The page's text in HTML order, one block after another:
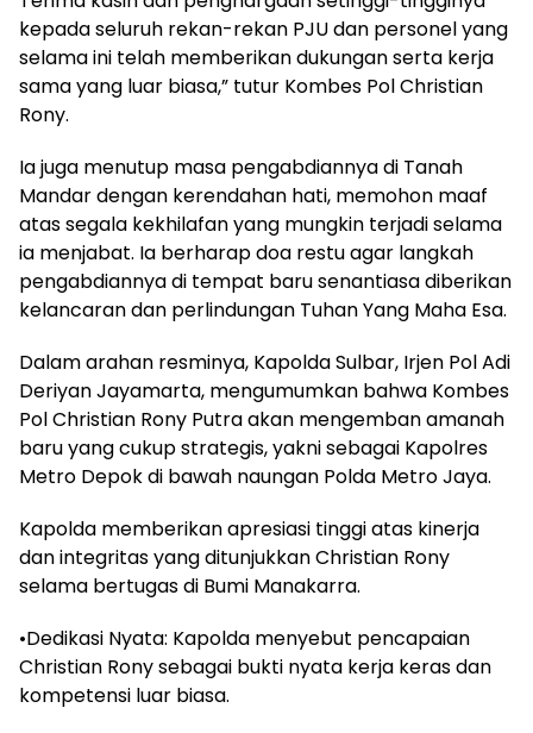
kepada seluruh rekan-rekan PJU dan personel yang
selama ini telah memberikan dukungan serta kerja
sama yang luar biasa,” tutur Kombes Pol Christian
Rony.
Ia juga menutup masa pengabdiannya di Tanah
Mandar dengan kerendahan hati, memohon maaf
atas segala kekhilafan yang mungkin terjadi selama
ia menjabat. Ia berharap doa restu agar langkah
pengabdiannya di tempat baru senantiasa diberikan
kelancaran dan perlindungan Tuhan Yang Maha Esa.
Dalam arahan resminya, Kapolda Sulbar, Irjen Pol Adi
Deriyan Jayamarta, mengumumkan bahwa Kombes
Pol Christian Rony Putra akan mengemban amanah
baru yang cukup strategis, yakni sebagai Kapolres
Metro Depok di bawah naungan Polda Metro Jaya.
Kapolda memberikan apresiasi tinggi atas kinerja
dan integritas yang ditunjukkan Christian Rony
selama bertugas di Bumi Manakarra.
•Dedikasi Nyata: Kapolda menyebut pencapaian
Christian Rony sebagai bukti nyata kerja keras dan
kompetensi luar biasa.